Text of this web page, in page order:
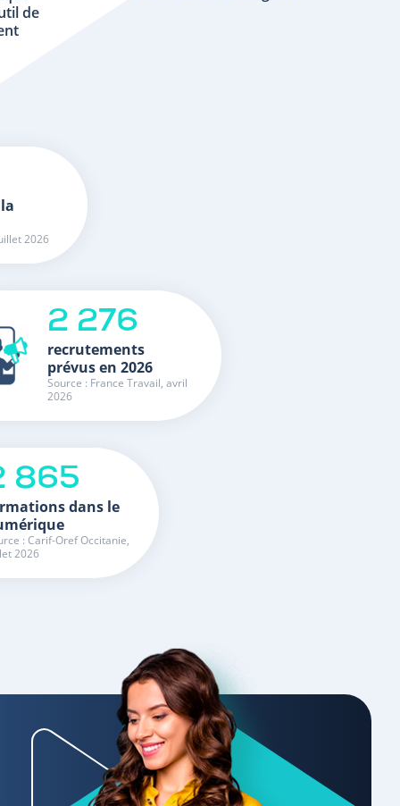
de
2026
2 276
recrutements
prévus en 2026
Source : France Travail, avril
2026
865
dans le
: Carif-Oref Occitanie,
2026